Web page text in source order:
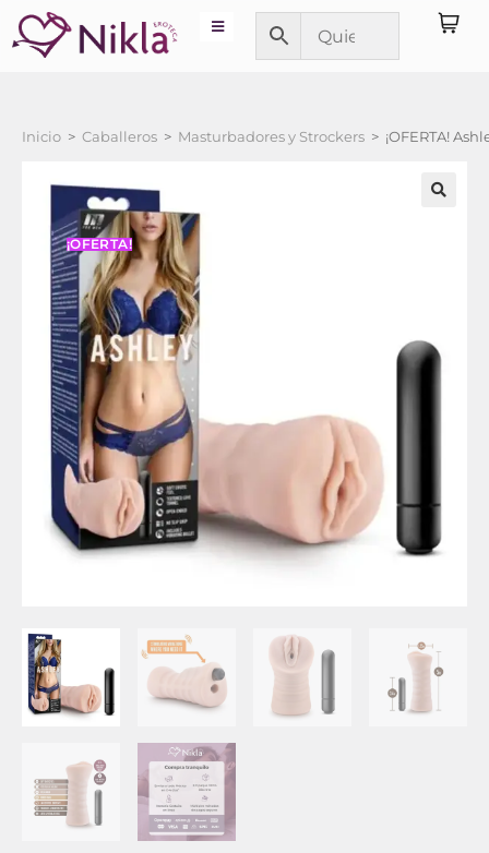
Inicio > Caballeros > Masturbadores y Strockers > ¡OFERTA!
¡OFERTA!